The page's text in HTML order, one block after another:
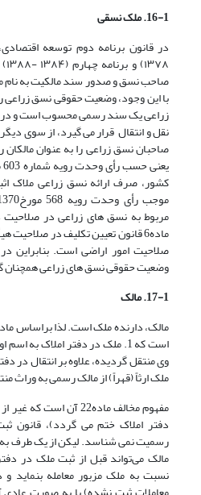
16-1. ملک نسقی
صاحب نسق و صدور سند مالکیت‌‌ به ‌نام‌
با این وجود، وضعیت حقوقی نسق
زراعی یک سند رسمی محسوب است و در
صاحبان نسق زراعی را به عنوان
کشور، صرف ارائه نسق زراعی ملاک
مربوط به نسق های زراعی در
ماده6 قانون تعیین تکلیف در
صلاحیت امور اراضی است.
وضعیت حقوقی نسق های زراعی
17-1. مالک
ملک ارثاً (قهراً) از مالک رسمی به وراث
مفهوم مخالف ماده22
دفتر املاک ختم می گردد)، قانون
مالک می‌تواند قبل از ثبت ملک در
نسبت به ملک مزبور معامله بنماید